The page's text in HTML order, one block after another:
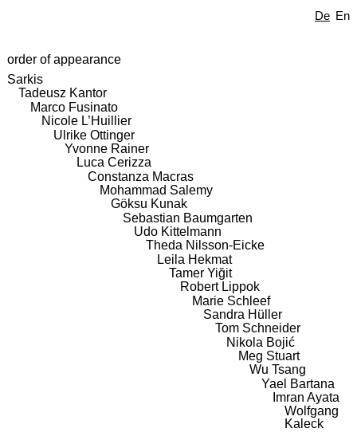
De En
order of appearance
Sarkis
Tadeusz Kantor
Marco Fusinato
Nicole L’Huillier
Ulrike Ottinger
Yvonne Rainer
Luca Cerizza
Constanza Macras
Mohammad Salemy
Göksu Kunak
Sebastian Baumgarten
Udo Kittelmann
Theda Nilsson-Eicke
Leila Hekmat
Tamer Yiğit
Robert Lippok
Marie Schleef
Sandra Hüller
Tom Schneider
Nikola Bojić
Meg Stuart
Wu Tsang
Yael Bartana
Imran Ayata
Wolfgang
Kaleck